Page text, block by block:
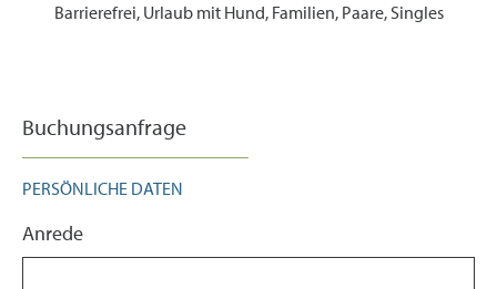
Barrierefrei, Urlaub mit Hund, Familien, Paare, Singles
Buchungsanfrage
PERSÖNLICHE DATEN
Anrede